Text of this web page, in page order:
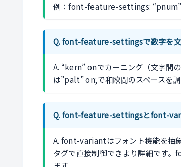
例：font-feature-settings: “pnum”
Q. font-feature-settingsで数字を文
A. “kern” onでカーニング（文字間
は”palt” on;で和欧間のスペースを調
Q. font-feature-settingsとfont-
A. font-variantはフォント機能を
タグで直接制御できより詳細です